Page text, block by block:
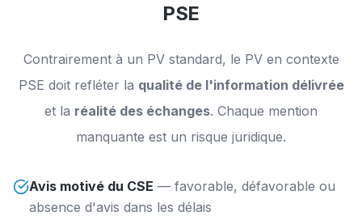
PSE
Contrairement à un PV standard, le PV en contexte
PSE doit refléter la qualité de l'information délivrée
et la réalité des échanges. Chaque mention
manquante est un risque juridique.
Avis motivé du CSE — favorable, défavorable ou
absence d'avis dans les délais